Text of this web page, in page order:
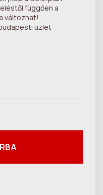
függően a
változhat!
üzlet